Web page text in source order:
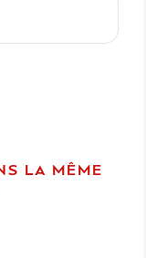
LA MÊME